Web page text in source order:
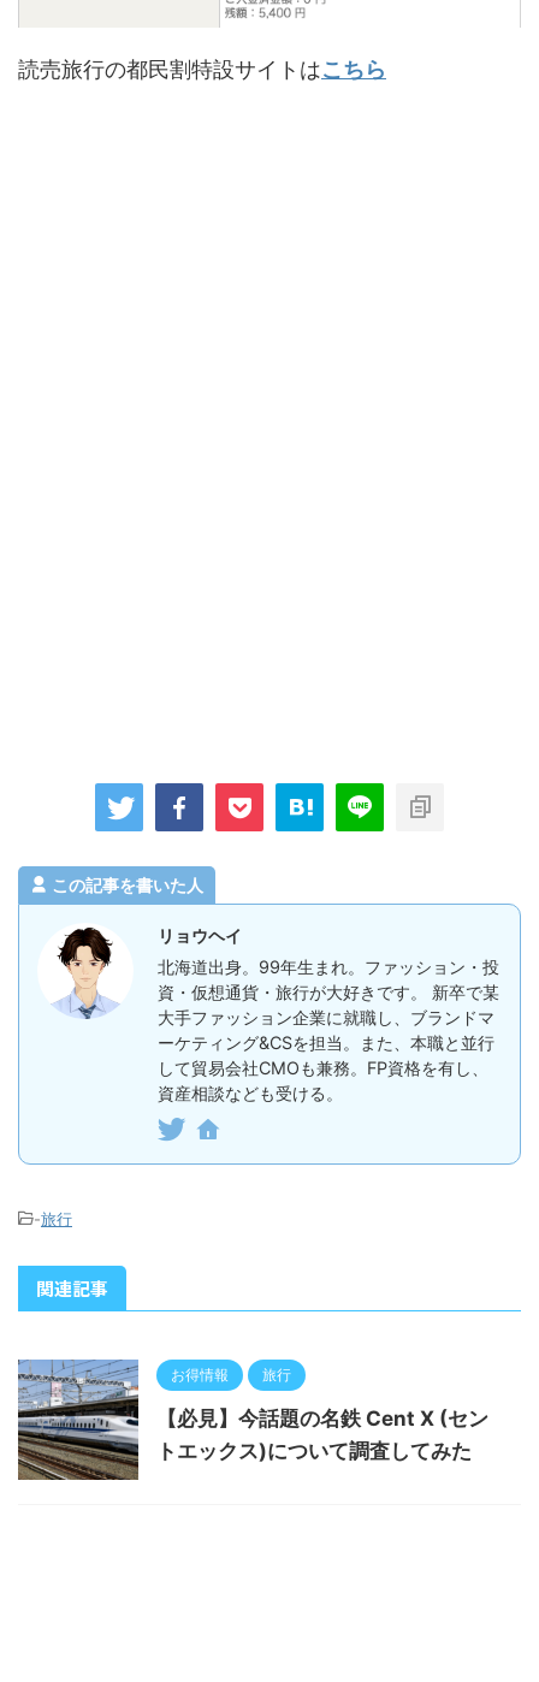
読売旅行の都民割特設サイトはこちら
この記事を書いた人
リョウヘイ
北海道出身。99年生まれ。ファッション・投
資・仮想通貨・旅行が大好きです。 新卒で某
大手ファッション企業に就職し、ブランドマ
ーケティング&CSを担当。また、本職と並行
して貿易会社CMOも兼務。FP資格を有し、
資産相談なども受ける。
-旅行
関連記事
お得情報 旅行
【必見】今話題の名鉄 Cent X (セン
トエックス)について調査してみた